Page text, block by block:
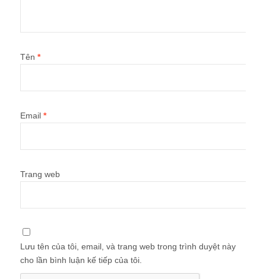
Tên *
Email *
Trang web
Lưu tên của tôi, email, và trang web trong trình duyệt này
cho lần bình luận kế tiếp của tôi.